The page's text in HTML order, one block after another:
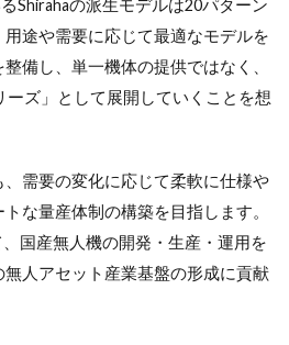
Shirahaの派生モデルは20パターン
途や需要に応じて最適なモデルを
備し、単一機体の提供ではなく、
ーズ」として展開していくことを想
需要の変化に応じて柔軟に仕様や
な量産体制の構築を目指します。
、国産無人機の開発・生産・運用を
人アセット産業基盤の形成に貢献